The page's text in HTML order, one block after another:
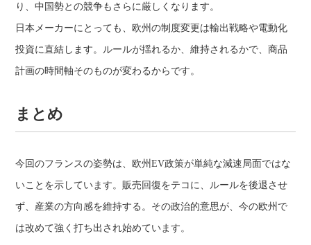
り、中国勢との競争もさらに厳しくなります。
日本メーカーにとっても、欧州の制度変更は輸出戦略や電動化
投資に直結します。ルールが揺れるか、維持されるかで、商品
計画の時間軸そのものが変わるからです。
まとめ
今回のフランスの姿勢は、欧州EV政策が単純な減速局面ではな
いことを示しています。販売回復をテコに、ルールを後退させ
ず、産業の方向感を維持する。その政治的意思が、今の欧州で
は改めて強く打ち出され始めています。